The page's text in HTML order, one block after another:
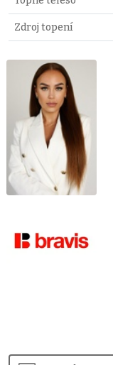
Zdroj topení